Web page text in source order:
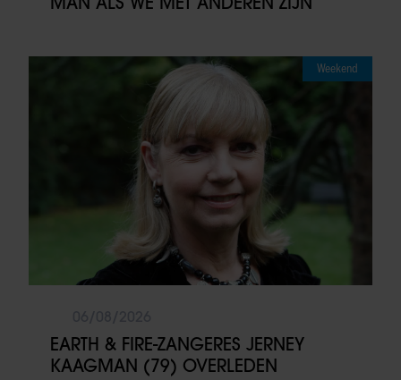
Weekend
EARTH & FIRE-ZANGERES JERNEY
KAAGMAN (79) OVERLEDEN